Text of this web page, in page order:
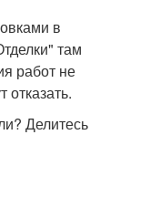
в
там
работ не
отказать.
Делитесь